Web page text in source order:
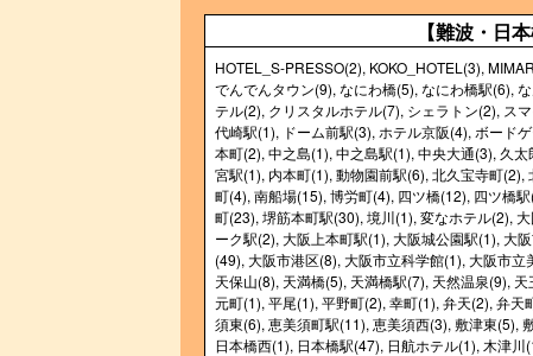
【難波・日
HOTEL_S-PRESSO(2), KOKO_HOTEL(3),
でんでんタウン(9), なにわ橋(5), なにわ橋駅(6),
テル(2), クリスタルホテル(7), シェラトン(2), ス
代崎駅(1), ドーム前駅(3), ホテル京阪(4), ボード
本町(2), 中之島(1), 中之島駅(1), 中央大通(3), 久太
宮駅(1), 内本町(1), 動物園前駅(6), 北久宝寺町(2),
町(4), 南船場(15), 博労町(4), 四ツ橋(12), 四ツ橋
町(23), 堺筋本町駅(30), 境川(1), 変なホテル(2),
ーク駅(2), 大阪上本町駅(1), 大阪城公園駅(1), 大
(49), 大阪市港区(8), 大阪市立科学館(1), 大阪市立
天保山(8), 天満橋(5), 天満橋駅(7), 天然温泉(9), 天
元町(1), 平尾(1), 平野町(2), 幸町(1), 弁天(2), 弁天
須東(6), 恵美須町駅(11), 恵美須西(3), 敷津東(5),
日本橋西(1), 日本橋駅(47), 日航ホテル(1), 木津川